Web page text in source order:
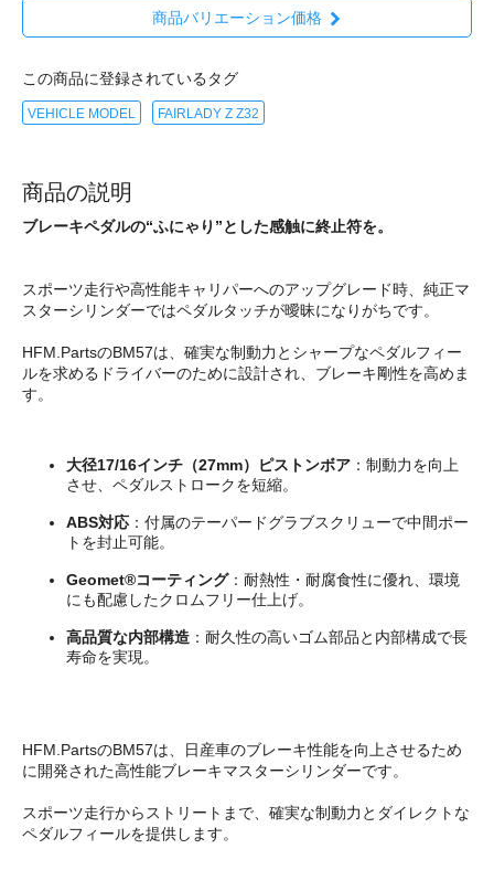
商品バリエーション価格
この商品に登録されているタグ
VEHICLE MODEL FAIRLADY Z Z32
商品の説明
ブレーキペダルの“ふにゃり”とした感触に終止符を。
スポーツ走行や高性能キャリパーへのアップグレード時、純正マ
スターシリンダーではペダルタッチが曖昧になりがちです。
HFM.PartsのBM57は、確実な制動力とシャープなペダルフィー
ルを求めるドライバーのために設計され、ブレーキ剛性を高めま
す。
大径17/16インチ（27mm）ピストンボア ：制動力を向上
させ、ペダルストロークを短縮。
ABS対応 ：付属のテーパードグラブスクリューで中間ポー
トを封止可能。
Geomet®コーティング：耐熱性・耐腐食性に優れ、環境
にも配慮したクロムフリー仕上げ。
高品質な内部構造 ：耐久性の高いゴム部品と内部構成で長
寿命を実現。
HFM.PartsのBM57は、日産車のブレーキ性能を向上させるため
に開発された高性能ブレーキマスターシリンダーです。
スポーツ走行からストリートまで、確実な制動力とダイレクトな
ペダルフィールを提供します。